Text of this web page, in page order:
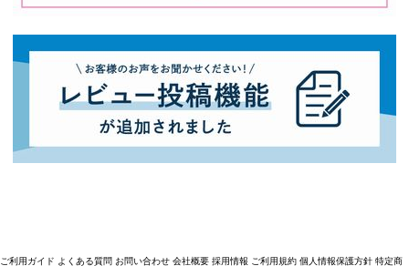
ご利用ガイド よくある質問 お問い合わせ 会社概要 採用情報 ご利用規約 個人情報保護方針 特定商